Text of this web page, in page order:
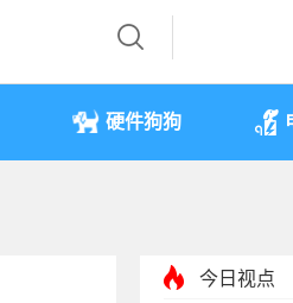
硬件狗狗
今日视点